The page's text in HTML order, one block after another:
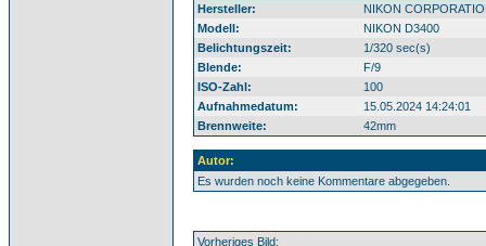
Hersteller:
NIKON
Modell:
NIKON D3400
Belichtungszeit:
1/320 sec(s)
Blende:
F/9
ISO-Zahl:
100
Aufnahmedatum:
15.05.2024 14:24:01
Brennweite:
42mm
Autor:
Es wurden noch keine Kommentare abgegeben.
Vorheriges Bild: